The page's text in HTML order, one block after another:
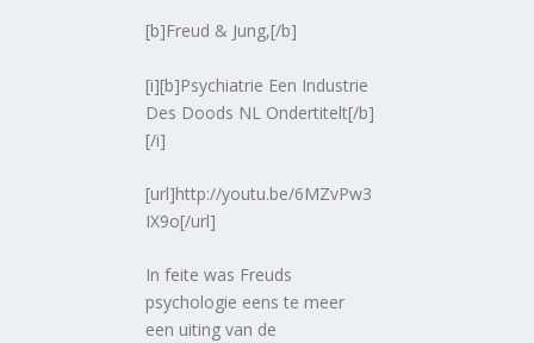
[b]Freud & Jung,[/b]
[i][b]Psychiatrie Een Industrie
Des Doods NL Ondertitelt[/b]
[/i]
[url]http://youtu.be/6MZvPw3
IX9o[/url]
In feite was Freuds
psychologie eens te meer
een uiting van de